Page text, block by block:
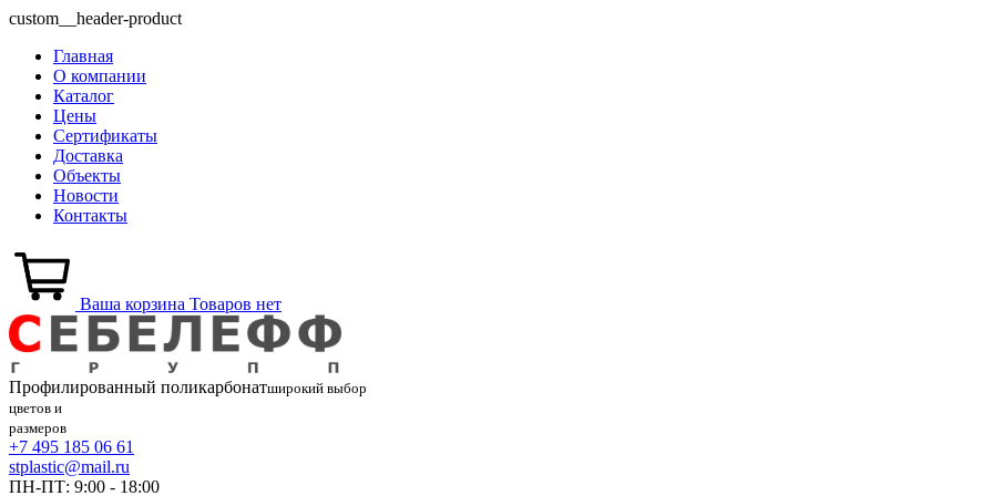
custom__header-product
Главная
О компании
Каталог
Цены
Сертификаты
Доставка
Объекты
Новости
Контакты
Ваша корзина Товаров нет
Профилированный поликарбонатширокий выбор
цветов и
размеров
+7 495 185 06 61
stplastic@mail.ru
ПН-ПТ: 9:00 - 18:00